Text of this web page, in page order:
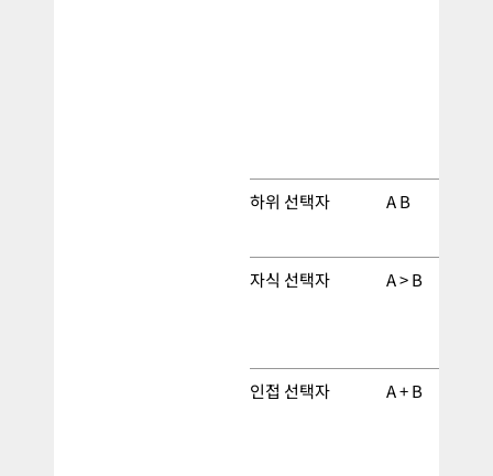
하위 선택자 A B
자식 선택자 A > B
인접 선택자 A + B